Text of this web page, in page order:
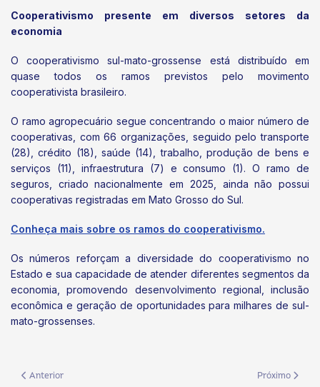
Cooperativismo presente em diversos setores da
economia
O cooperativismo sul-mato-grossense está distribuído em
quase todos os ramos previstos pelo movimento
cooperativista brasileiro.
O ramo agropecuário segue concentrando o maior número de
cooperativas, com 66 organizações, seguido pelo transporte
(28), crédito (18), saúde (14), trabalho, produção de bens e
serviços (11), infraestrutura (7) e consumo (1). O ramo de
seguros, criado nacionalmente em 2025, ainda não possui
cooperativas registradas em Mato Grosso do Sul.
Conheça mais sobre os ramos do cooperativismo.
Os números reforçam a diversidade do cooperativismo no
Estado e sua capacidade de atender diferentes segmentos da
economia, promovendo desenvolvimento regional, inclusão
econômica e geração de oportunidades para milhares de sul-
mato-grossenses.
Artigo anterior: Agora é Lei! Cooperativismo reconhecido como cultura
Anterior Próximo
Próximo